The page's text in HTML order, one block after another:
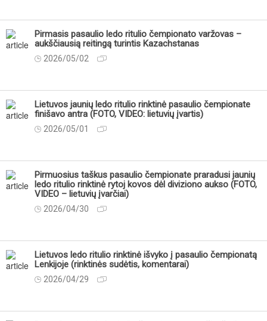
Pirmasis pasaulio ledo ritulio čempionato varžovas –
aukščiausią reitingą turintis Kazachstanas
2026/05/02
Lietuvos jaunių ledo ritulio rinktinė pasaulio čempionate
finišavo antra (FOTO, VIDEO: lietuvių įvartis)
2026/05/01
Pirmuosius taškus pasaulio čempionate praradusi jaunių
ledo ritulio rinktinė rytoj kovos dėl diviziono aukso (FOTO,
VIDEO – lietuvių įvarčiai)
2026/04/30
Lietuvos ledo ritulio rinktinė išvyko į pasaulio čempionatą
Lenkijoje (rinktinės sudėtis, komentarai)
2026/04/29